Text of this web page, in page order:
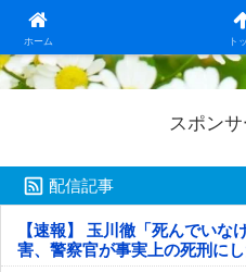
ホーム ト
日本第一！ニュース録
スポン
配信記事
【速報】 玉川徹「死んでいな
害、警察官が事実上の死刑にし